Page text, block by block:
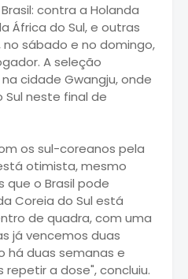
contra a Holanda
África do Sul, e outras
no sábado e no domingo,
A seleção
cidade Gwangju, onde
neste final de
os sul-coreanos pela
otimista, mesmo
que o Brasil pode
Coreia do Sul está
de quadra, com uma
já vencemos duas
há duas semanas e
a dose", concluiu.